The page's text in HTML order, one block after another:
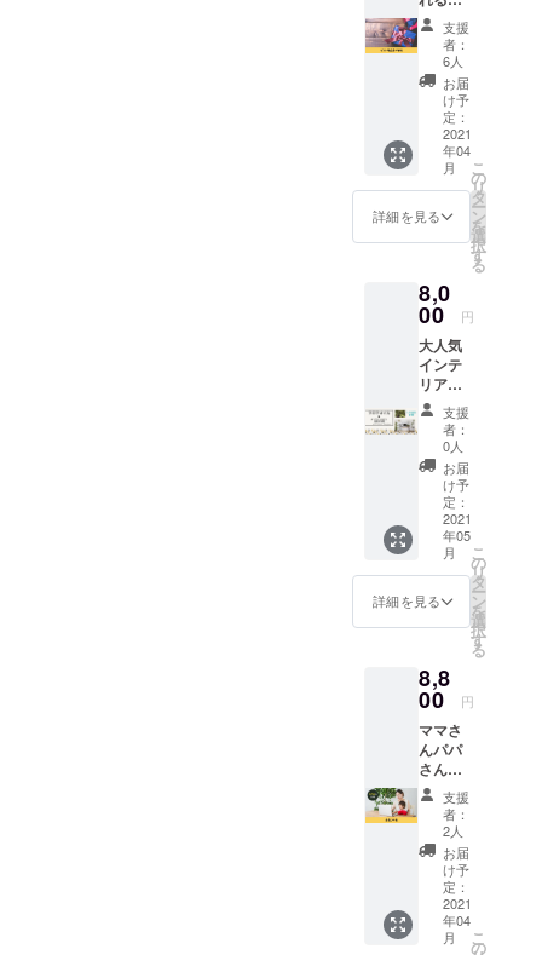
も約1か
月分
（780
円）お
得で
す。 ※
参加方
法は
メール
にてご
せてい
ただき
限：
サービ
ス開始
日から1
年間
７月の
中で選
択でき
ます。
※日程は
メール
で調整
させて
いただ
きま
す。
表して
いただ
けま
す。 パ
ワーポ
イント
などの
スライ
ドでPR
を実施
してく
期は
メール
にて調
整させ
ていた
だきま
す。
会員半
年権
【ギフ
ト用】
ママさ
んパパ
さん
の、産
前・産
後や育
児中の
孤独を
なくす
サイト
『Your
Natural
way 』
をプレ
ゼント
したい
方向け
のリ
ターン
です。
６か月
分の会
員権を
ギフト
包装し
てお送
す。 あ
なたが
健康を
願う大
切な人
に、会
員の権
利を贈
ること
で気持
ちを伝
えるこ
とがで
きま
す。出
支援
者：
6人
お届
け予
定：
2021
年04
月
詳細を見る
こ
の
リ
タ
ー
ン
を
選
択
す
る
8,0
00 円
大人気
インテ
リア
コー
ディ
ネー
ター竹
川先生
チョイ
スのア
ロマオ
イル&ス
プレー
+ 会員
半年
権！ 産
後・育
児中に
はリ
ラック
スが大
切。ア
ロマの
力で家
族の健
康を守
りま
す。 ア
ロマオ
イル＆
スプ
支援
者：
0人
お届
け予
定：
2021
年05
月
詳細を見る
こ
の
リ
タ
ー
ン
を
選
択
す
る
8,8
00 円
ママさ
んパパ
さん
の、産
前・産
後や育
児中の
孤独を
なくす
ための
サイト
『Your
支援
者：
2人
お届
け予
定：
2021
年04
月
こ
の